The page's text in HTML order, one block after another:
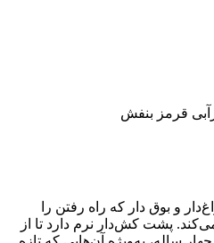
قرمز بنفش
و بوق دار که راه رفتن را
پشت کش‌دار نرم دارد تا از